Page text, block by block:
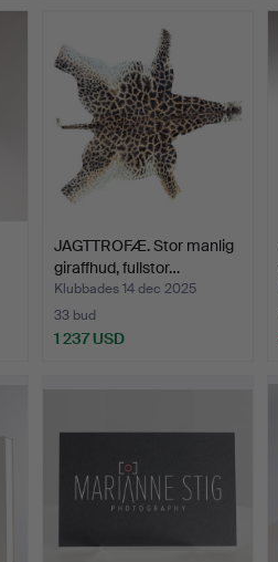
JAGTTROFÆ. Stor manlig
giraffhud, fullstor…
Klubbades 14 dec 2025
33 bud
1 237 USD